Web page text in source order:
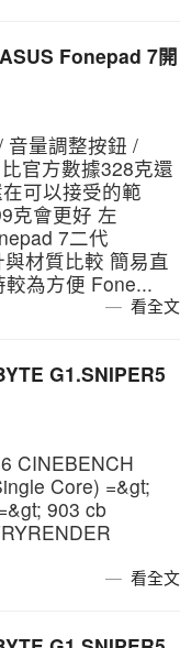
Fonepad 7開
音量調整按鈕 /
官方數據328克還
可以接受的範
克會更好 左
7二代
材質比較 簡易直
為方便 Fone...
看全文
G1.SNIPER5
CINEBENCH
Core) =&gt;
903 cb
看全文